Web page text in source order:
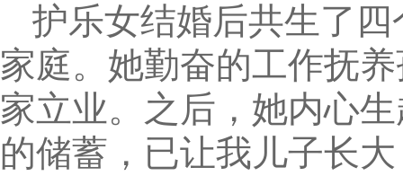
护乐女结婚后共生了
家庭。她勤奋的工作抚
家立业。之后，她内心
的储蓄，已让我儿子长